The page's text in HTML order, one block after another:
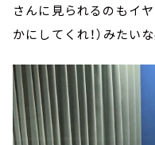
さんに見られるのもイヤ
かにしてくれ！）みたいな